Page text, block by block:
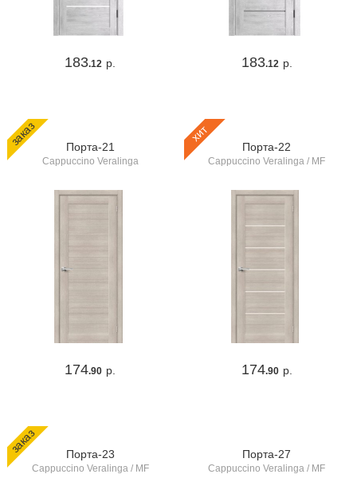
183.12 р. 183.12 р.
заказ Порта-21
Cappuccino Veralinga
174.90 р.
хит
Порта-22
Cappuccino Veralinga / MF
174.90 р.
заказ Порта-23
Cappuccino Veralinga / MF
Порта-27
Cappuccino Veralinga / MF